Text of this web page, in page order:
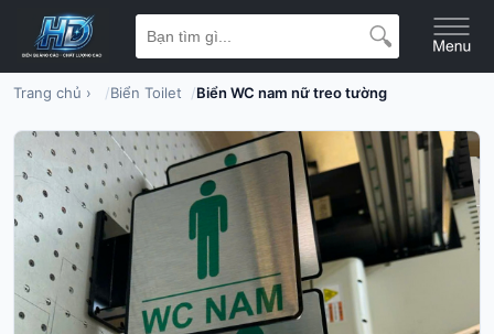
Trang chủ › Biển Toilet Biển WC nam nữ treo tường